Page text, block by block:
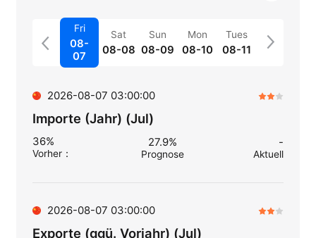
Fri
08-
07
Sat
08-08
Sun
08-09
Mon
08-10
Tues
08-11
2026-08-07 03:00:00
Importe (Jahr) (Jul)
36%
Vorher：
27.9%
Prognose
-
Aktuell
2026-08-07 03:00:00
Exporte (ggü. Vorjahr) (Jul)